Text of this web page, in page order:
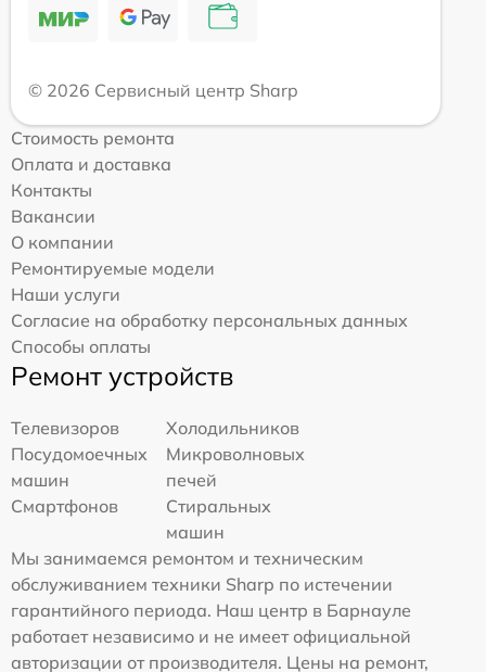
© 2026 Сервисный центр Sharp
Стоимость ремонта
Оплата и доставка
Контакты
Вакансии
О компании
Ремонтируемые модели
Наши услуги
Согласие на обработку персональных данных
Способы оплаты
Ремонт устройств
Телевизоров
Холодильников
Посудомоечных
машин
Микроволновых
печей
Смартфонов
Стиральных
машин
Мы занимаемся ремонтом и техническим
обслуживанием техники Sharp по истечении
гарантийного периода. Наш центр в Барнауле
работает независимо и не имеет официальной
авторизации от производителя. Цены на ремонт,